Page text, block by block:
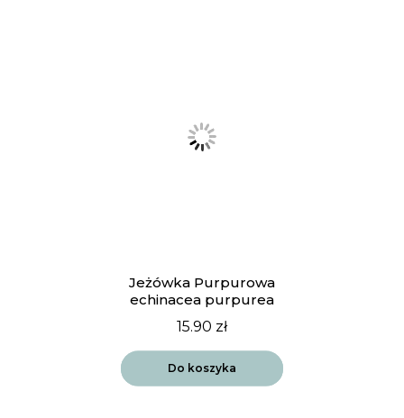
Jeżówka Purpurowa
echinacea purpurea
15.90 zł
Do koszyka